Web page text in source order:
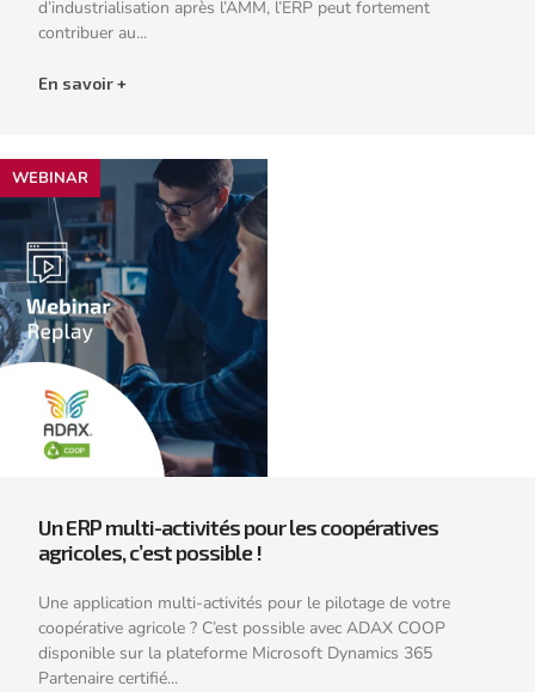
d’industrialisation après l’AMM, l’ERP peut fortement
contribuer au...
En savoir +
WEBINAR
Un ERP multi-activités pour les coopératives
agricoles, c’est possible !
Une application multi-activités pour le pilotage de votre
coopérative agricole ? C’est possible avec ADAX COOP
disponible sur la plateforme Microsoft Dynamics 365
Partenaire certifié...